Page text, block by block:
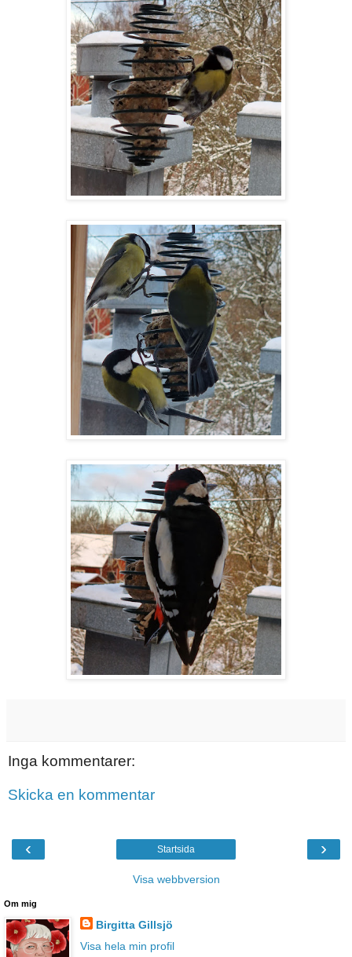
Inga kommentarer:
Skicka en kommentar
‹ ›
Startsida
Visa webbversion
Om mig
Birgitta Gillsjö
Visa hela min profil